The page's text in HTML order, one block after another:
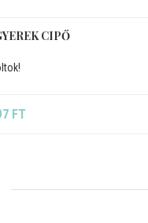
CIPŐ
FT